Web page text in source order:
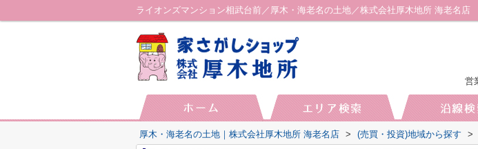
ライオンズマンション相武台前／厚木・海老名の土地／株式会社厚木地所 海老名店
営
厚木・海老名の土地｜株式会社厚木地所 海老名店 > (売買・投資)地域から探す >